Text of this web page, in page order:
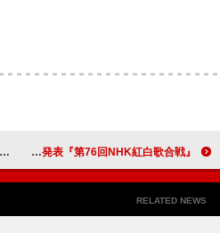
『第76回NHK紅白歌合戦』出場歌手発表
RELATED NEWS